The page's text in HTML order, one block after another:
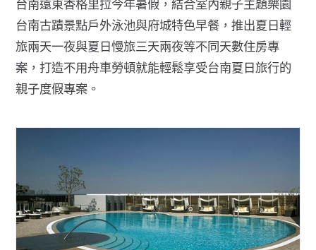
台南古蹟景點戶外泳池與府城特色早餐，推出夏日輕
旅兩天一夜與夏日慢旅三天兩夜等不同天數住房專
案，打造不用舟車勞頓就能輕鬆享受台南夏日旅行的
親子度假專案。